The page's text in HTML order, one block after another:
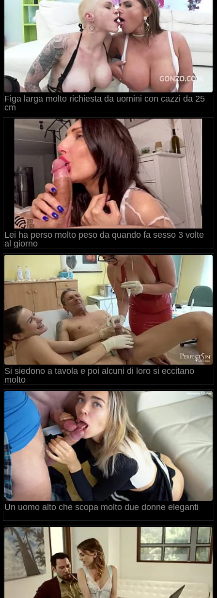
Figa larga molto richiesta da uomini con cazzi da 25
cm
Lei ha perso molto peso da quando fa sesso 3 volte
al giorno
Si siedono a tavola e poi alcuni di loro si eccitano
molto
Un uomo alto che scopa molto due donne eleganti